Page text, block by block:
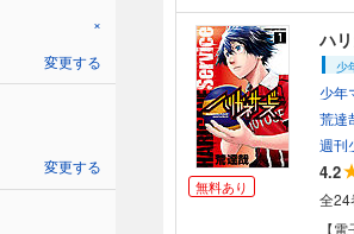
無料あり
ハ
少
少年
荒達
週刊
4.2
全24
【
×
変更する
変更する